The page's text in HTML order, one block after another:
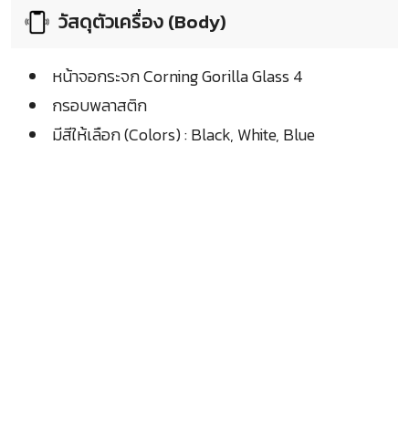
วัสดุตัวเครื่อง (Body)
หน้าจอกระจก Corning Gorilla Glass 4
กรอบพลาสติก
มีสีให้เลือก (Colors) : Black, White, Blue